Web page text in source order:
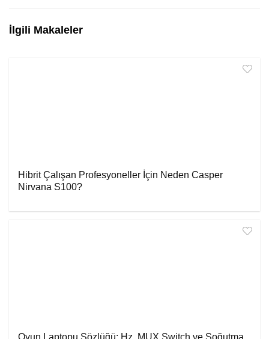
İlgili Makaleler
Hibrit Çalışan Profesyoneller İçin Neden Casper
Nirvana S100?
Oyun Laptopu Sözlüğü: Hz, MUX Switch ve Soğutma